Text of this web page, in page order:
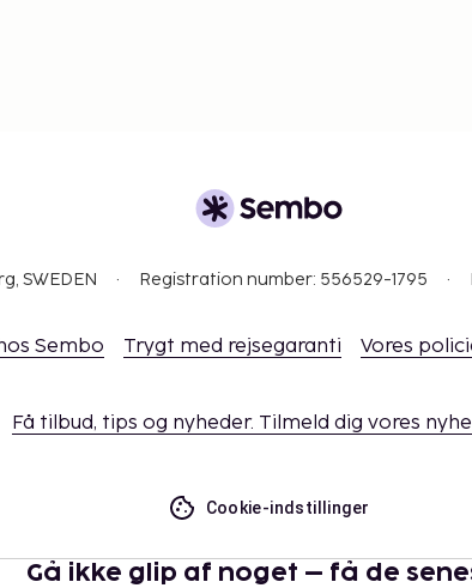
SWEDEN Registration number: 556529-1795
Sembo Trygt med rejsegaranti Vores
Få tilbud, tips og nyheder. Tilmeld dig vores
Cookie-indstillinger
Gå ikke glip af noget – få de